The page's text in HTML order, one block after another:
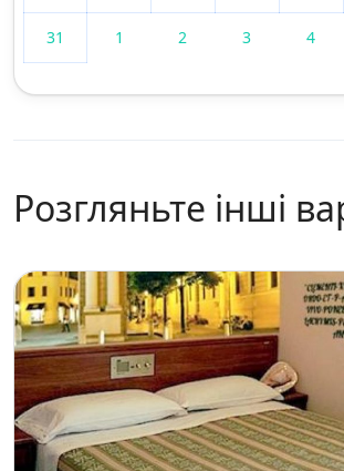
31 1 2 3 4
Розгляньте інші